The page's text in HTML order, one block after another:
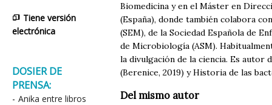
Tiene versión
electrónica
DOSIER DE
PRENSA:
- Anika entre libros
Biomedicina y en el Máster en
(España), donde también colabora
(SEM), de la Sociedad Española de
de Microbiología (ASM).
la divulgación de la ciencia. Es autor
(Berenice, 2019) y Historia de las
Del mismo autor